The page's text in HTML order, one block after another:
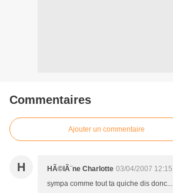
Commentaires
Ajouter un commentaire
H HÃ©lÃ¨ne Charlotte 03/04/2007 12:15
sympa comme tout ta quiche dis donc...